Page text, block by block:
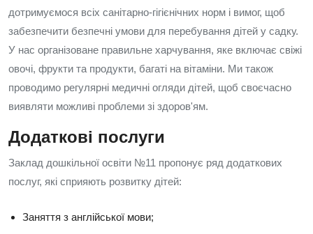
дотримуємося всіх санітарно-гігієнічних норм і вимог, щоб
забезпечити безпечні умови для перебування дітей у садку.
У нас організоване правильне харчування, яке включає свіжі
овочі, фрукти та продукти, багаті на вітаміни. Ми також
проводимо регулярні медичні огляди дітей, щоб своєчасно
виявляти можливі проблеми зі здоров'ям.
Додаткові послуги
Заклад дошкільної освіти №11 пропонує ряд додаткових
послуг, які сприяють розвитку дітей:
Заняття з англійської мови;